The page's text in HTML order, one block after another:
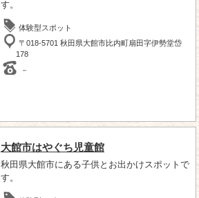
す。
体験型スポット
〒018-5701 秋田県大館市比内町扇田字伊勢堂岱
178
－
大館市はやぐち児童館
秋田県大館市にある子供とお出かけスポットで
す。